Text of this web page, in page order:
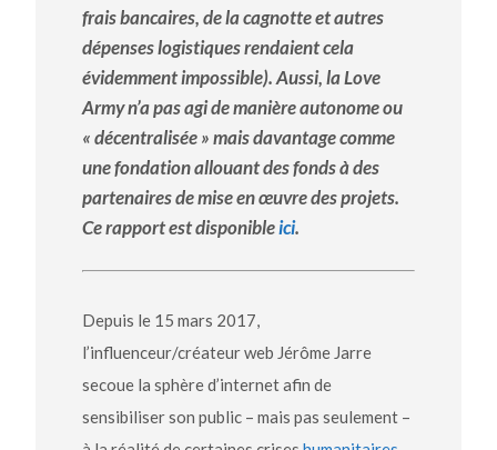
frais bancaires, de la cagnotte et autres
dépenses logistiques rendaient cela
évidemment impossible). Aussi, la Love
Army n’a pas agi de manière autonome ou
« décentralisée » mais davantage comme
une fondation allouant des fonds à des
partenaires de mise en œuvre des projets.
Ce rapport est disponibleici.
Depuis le 15 mars 2017,
l’influenceur/créateur web Jérôme Jarre
secoue la sphère d’internet afin de
sensibiliser son public – mais pas seulement –